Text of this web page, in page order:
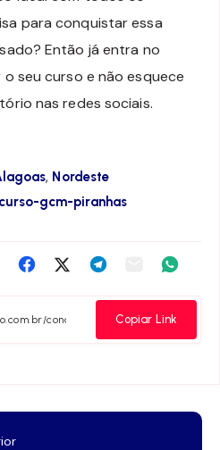
para conquistar essa
Então já entra no
seu curso e não esquece
nas redes sociais.
, Nordeste
gcm-piranhas
Compartilha
Facebook
CompartilhaCompartilha
Telegram
Compartilha
Email
Copiar Link